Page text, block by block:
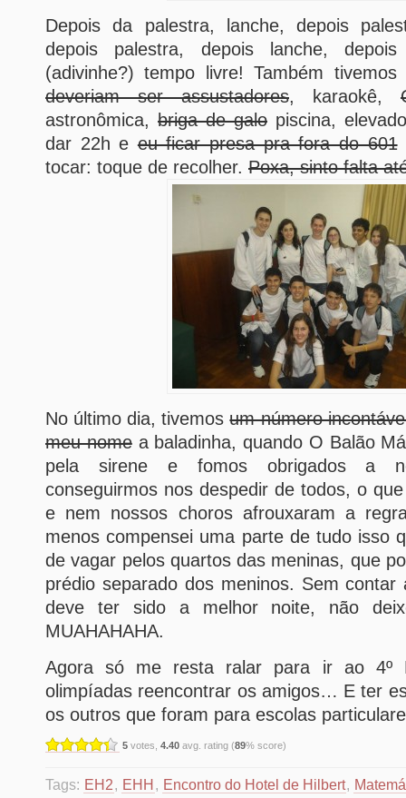
Depois da palestra, lanche, depois
depois palestra, depois lanche,
(adivinhe?) tempo livre! Também
deveriam ser assustadores, karaokê,
astronômica, briga de galo piscina,
dar 22h eeu ficar presa pra fora do 601
tocar: toque de recolher. Poxa, sinto falta
No último dia, tivemosum número
meu nomea baladinha, quando O Balão
pela sirene e fomos obrigados a
conseguirmos nos despedir de todos, o
e nem nossos choros afrouxaram a
menos compensei uma parte de tudo isso
de vagar pelos quartos das meninas, que
prédio separado dos meninos. Sem contar
deve ter sido a melhor noite, não
MUAHAHAHA.
Agora só me resta ralar para ir ao 4º
olimpíadas reencontrar os amigos… E ter
os outros que foram para escolas
5 votes, 4.40 avg. rating (89% score)
Tags: EH2, EHH, Encontro do Hotel de Hilbert,